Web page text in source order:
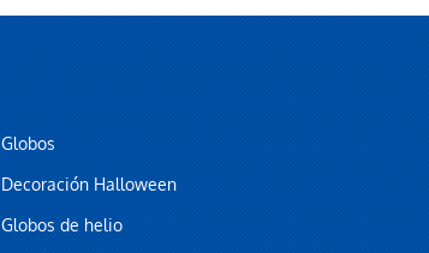
Globos
Decoración Halloween
Globos de helio